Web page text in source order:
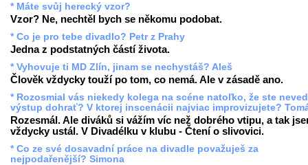
* Máte svůj herecký vzor?
Vzor? Ne, nechtěl bych se někomu podobat.
* Co je pro tebe divadlo? Petr z Prahy
Jedna z podstatných částí života.
* Vyhovuje ti MD Zlín, jinam se nechystáš? Aleš
Člověk vždycky touží po tom, co nemá. Ale v zásadě ano.
* Rozosmial vás niekedy kolega na scéne natoľko, že ste
výstup dohrať? V ktorej inscenácii najviac improvizujete?
Rozesmál. Ale diváků si vážím víc než dobrého vtipu, a tak
vždycky ustál. V Divadélku v klubu - Čtení o slivovici.
* Co ze své dosavadní práce na divadle považuješ za
nejpodařenější? Simona